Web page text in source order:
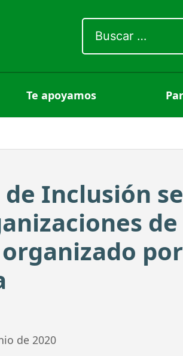
por:
Te apoyamos
Inclusión
de 2020